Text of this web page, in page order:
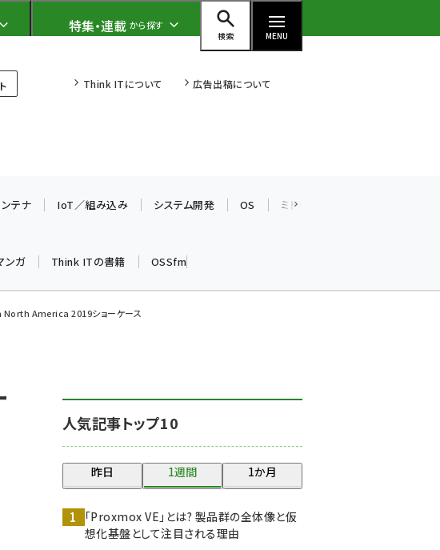
Think ITについて 広告出稿について
検索 MENU
特集・連載 から探す
た勝利の絆～ (2304)
北海道をのんびり旅する晴山佳須
drupal (1940)
abc123 (1346)
テナ IoT／組み込み システム開発 OS ミドルウェア
ンガ Think ITの書籍 OSSfm
America 2019ショーケース
人気記事トップ10
昨日 1週間 1か月
「Proxmox VE」とは? 製品群の全体像と仮
想化基盤として注目される理由